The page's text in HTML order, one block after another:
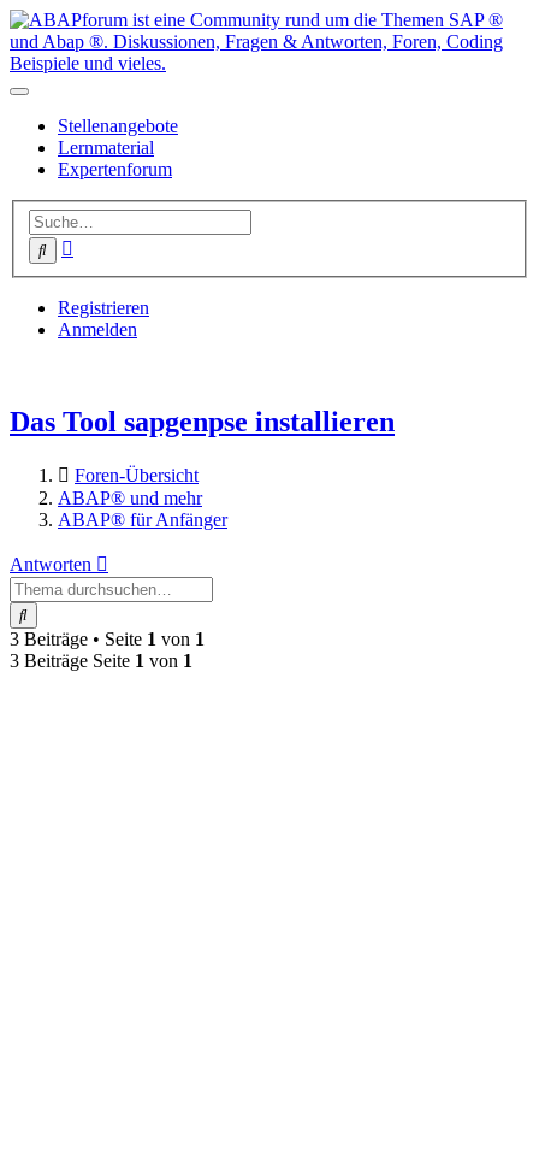
Stellenangebote
Lernmaterial
Expertenforum
Suche
Registrieren
Anmelden
Das Tool sapgenpse installieren
Foren-Übersicht
ABAP® und mehr
ABAP® für Anfänger
Antworten
Suche
3 Beiträge • Seite 1 von 1
3 Beiträge Seite 1 von 1